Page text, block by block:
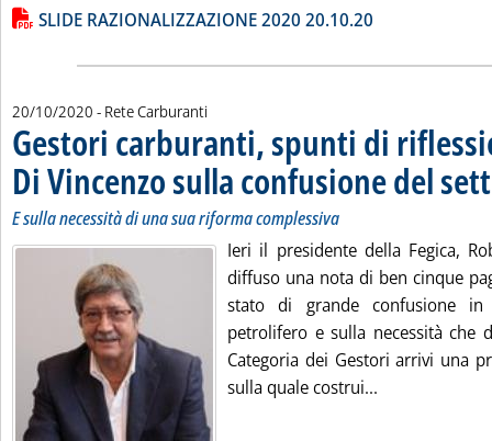
Lista allegati PDF alla notizia
SLIDE RAZIONALIZZAZIONE 2020 20.10.20
20/10/2020 - Rete Carburanti
Gestori carburanti, spunti di
Di Vincenzo sulla confusione del
E sulla necessità di una sua riforma complessiva
Ieri il presidente della Fegica,
diffuso una nota di ben cinque
stato di grande confusione
petrolifero e sulla necessità che
Categoria dei Gestori arrivi una
sulla quale costrui...
Lista allegati PDF alla notizia